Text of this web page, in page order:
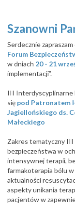
Szanowni
Serdecznie
Forum
w dniach 20 - 21
implementacji”.
III Interdyscyplinarne
się pod Patronatem
Jagiellońskiego ds.
Małeckiego
Zakres tematyczny
bezpieczeństwa w
intensywnej terapii,
farmakoterapia bólu
aktualności
aspekty unikania
pacjentów w